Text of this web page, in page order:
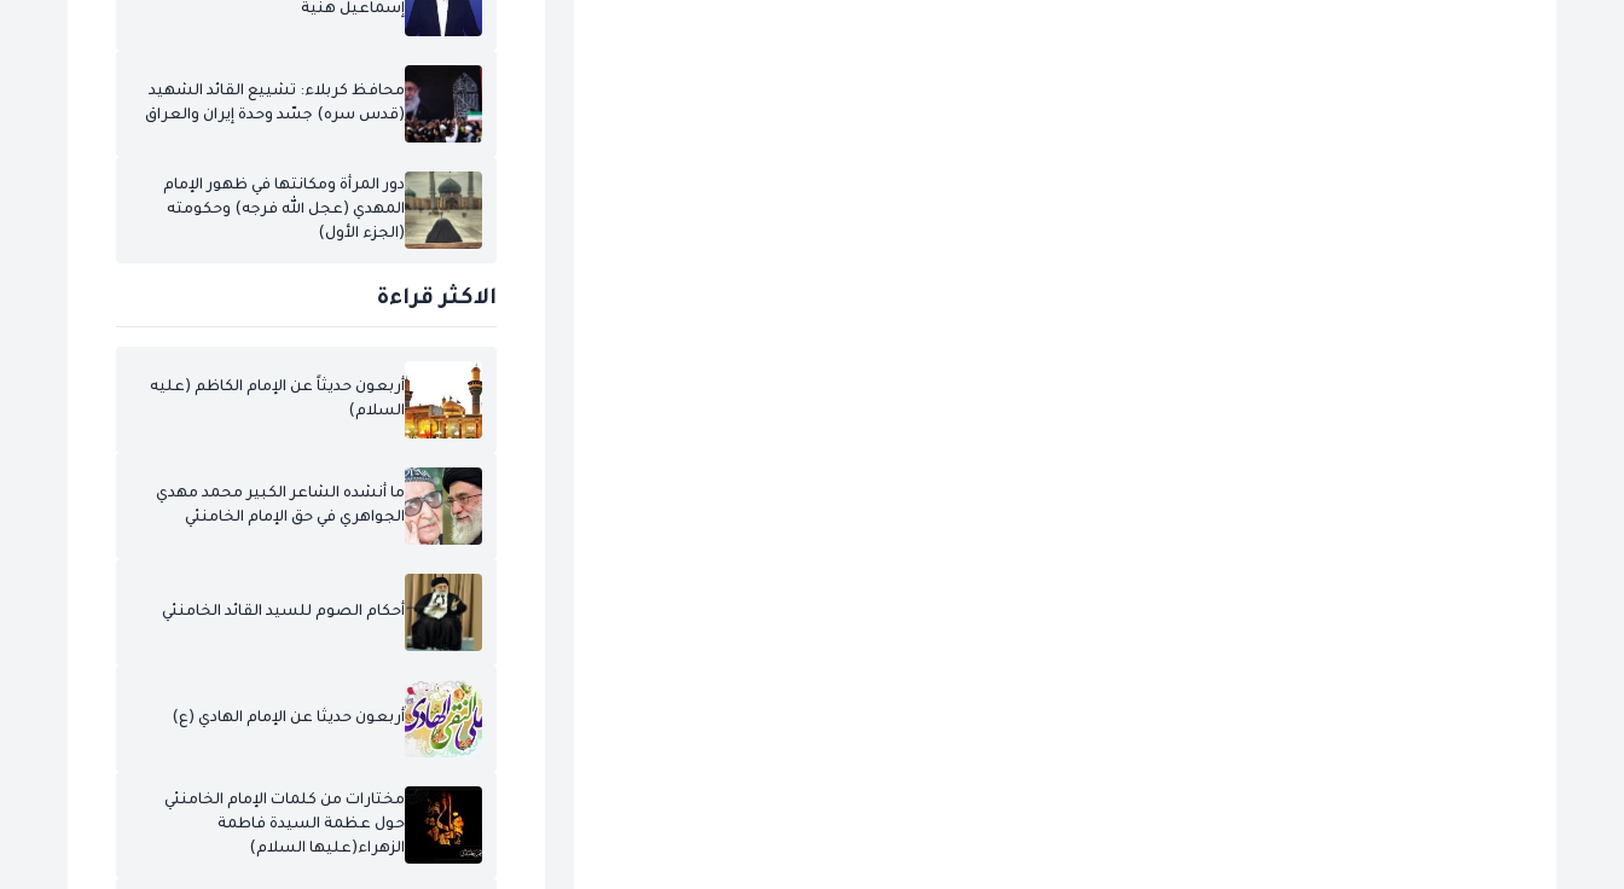
إسماعيل هنية
محافظ كربلاء: تشييع القائد الشهيد
(قدس سره) جسّد وحدة إيران والعراق
دور المرأة ومكانتها في ظهور الإمام
المهدي (عجل الله فرجه) وحكومته
(الجزء الأول)
الاكثر قراءة
أربعون حديثاً عن الإمام الكاظم (عليه
السلام)
ما أنشده الشاعر الكبير محمد مهدي
الجواهري في حق الإمام الخامنئي
أحكام الصوم للسيد القائد الخامنئي
أربعون حديثا عن الإمام الهادي (ع)
مختارات من كلمات الإمام الخامنئي
حول عظمة السيدة فاطمة
الزهراء(عليها السلام)